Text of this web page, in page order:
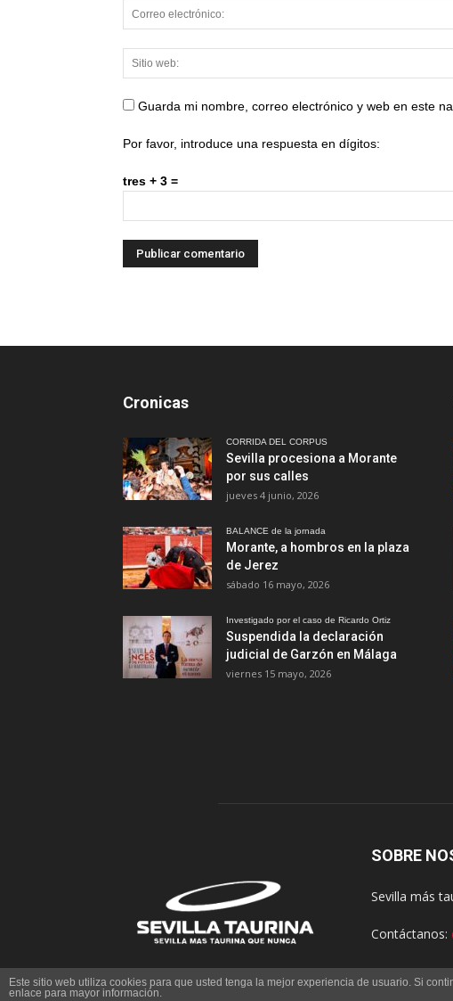
Guarda mi nombre, correo electrónico y web en este
Por favor, introduce una respuesta en dígitos:
tres + 3 =
Cronicas
CORRIDA DEL CORPUS
Sevilla procesiona a Morante
por sus calles
jueves 4 junio, 2026
BALANCE de la jornada
Morante, a hombros en la plaza
de Jerez
sábado 16 mayo, 2026
Investigado por el caso de Ricardo Ortiz
Suspendida la declaración
judicial de Garzón en Málaga
viernes 15 mayo, 2026
SOBRE
Sevilla más
Contáctanos:
Este sitio web utiliza cookies para que usted tenga la mejor experiencia de usuario. Si
enlace para mayor información.